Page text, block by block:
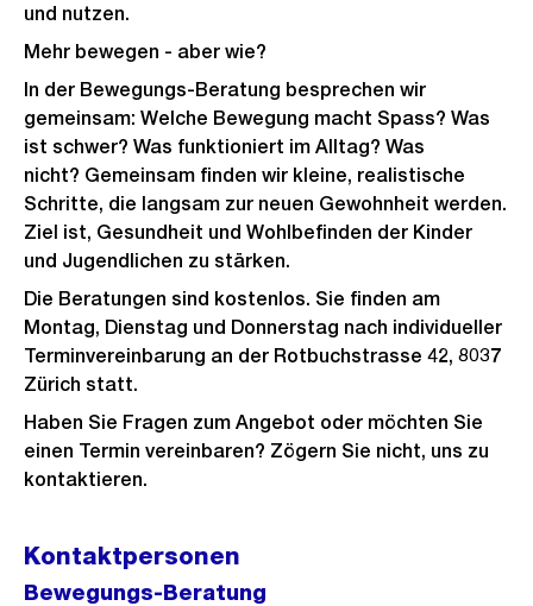
und nutzen.
Mehr bewegen - aber wie?
In der Bewegungs-Beratung besprechen wir
gemeinsam: Welche Bewegung macht Spass? Was
ist schwer? Was funktioniert im Alltag? Was
nicht? Gemeinsam finden wir kleine, realistische
Schritte, die langsam zur neuen Gewohnheit werden.
Ziel ist, Gesundheit und Wohlbefinden der Kinder
und Jugendlichen zu stärken.
Die Beratungen sind kostenlos. Sie finden am
Montag, Dienstag und Donnerstag nach individueller
Terminvereinbarung an der Rotbuchstrasse 42, 8037
Zürich statt.
Haben Sie Fragen zum Angebot oder möchten Sie
einen Termin vereinbaren? Zögern Sie nicht, uns zu
kontaktieren.
Kontaktpersonen
Bewegungs-Beratung